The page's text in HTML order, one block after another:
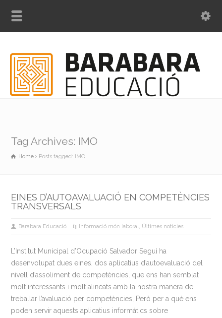
Tag Archives: IMO
Home Posts tagged: IMO
EINES D’AUTOAVALUACIÓ EN COMPETÈNCIES
TRANSVERSALS
Barabara Educació Informació món laboral, Últimes noticies
L’Institut Municipal d’Ocupació Salvador Seguí ha
desenvolupat dues eines, dos aplicatius d’autoevaluació del
nivell d’assoliment de competències, que ens han semblat
molt interessants i molt alineats amb la nostra manera de
treballar l’avaluació per competències, Però per a què ens
poden servir aquests aplicatius informàtics sobre